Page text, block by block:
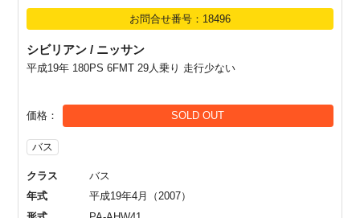
お問合せ番号：18496
シビリアン / ニッサン
平成19年 180PS 6FMT 29人乗り 走行少ない
価格 SOLD OUT
バス
クラス
バス
年式
平成19年4月（2007）